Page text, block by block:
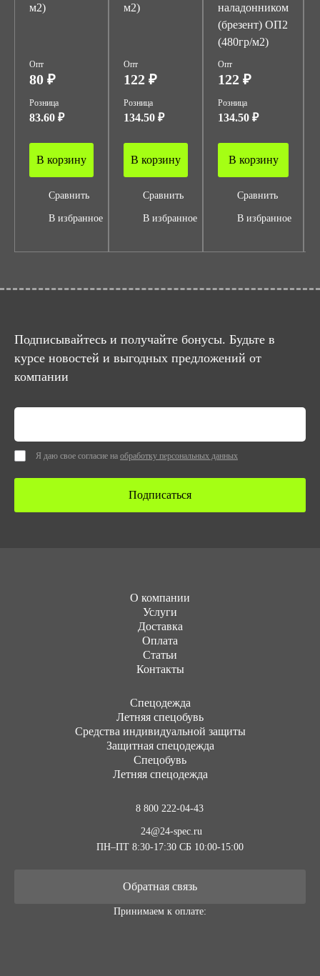
м2)
Опт
80 ₽
Розница
83.60 ₽
В корзину
Сравнить
В избранное
м2)
Опт
122 ₽
Розница
134.50 ₽
В корзину
Сравнить
В избранное
наладонником
(брезент) ОП2
(480гр/м2)
Опт
122 ₽
Розница
134.50 ₽
В корзину
Сравнить
В избранное
Подписывайтесь и получайте бонусы. Будьте в
курсе новостей и выгодных предложений от
компании
Я даю свое согласие на обработку персональных данных
Подписаться
О компании
Услуги
Доставка
Оплата
Статьи
Контакты
Cпецодежда
Летняя спецобувь
Средства индивидуальной защиты
Защитная спецодежда
Спецобувь
Летняя спецодежда
8 800 222-04-43
24@24-spec.ru
ПН–ПТ 8:30-17:30 СБ 10:00-15:00
Обратная связь
Принимаем к оплате: